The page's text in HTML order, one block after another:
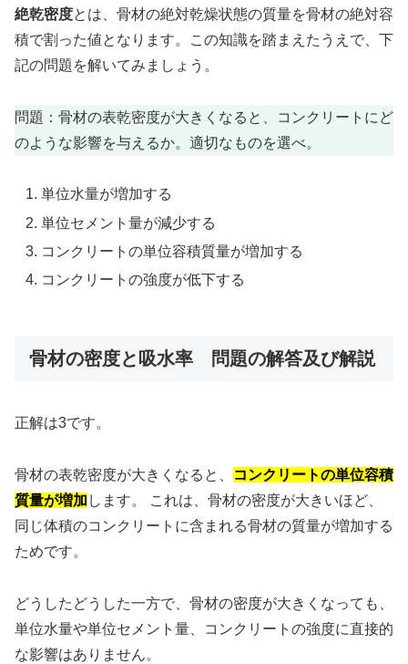
絶乾密度とは、骨材の絶対乾燥状態の質量を骨材の絶対容
積で割った値となります。この知識を踏まえたうえで、下
記の問題を解いてみましょう。
問題：骨材の表乾密度が大きくなると、コンクリートにど
のような影響を与えるか。適切なものを選べ。
単位水量が増加する
単位セメント量が減少する
コンクリートの単位容積質量が増加する
コンクリートの強度が低下する
骨材の密度と吸水率 問題の解答及び解説
正解は3です。
骨材の表乾密度が大きくなると、
コンクリートの単位容積
質量が増加 します。 これは、骨材の密度が大きいほど、
同じ体積のコンクリートに含まれる骨材の質量が増加する
ためです。
どうしたどうした一方で、骨材の密度が大きくなっても、
単位水量や単位セメント量、コンクリートの強度に直接的
な影響はありません。